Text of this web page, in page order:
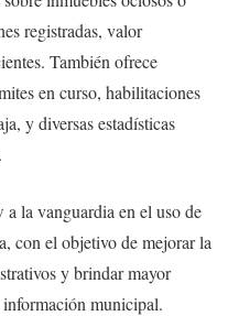
registradas, valor
También ofrece
en curso, habilitaciones
y diversas estadísticas
la vanguardia en el uso de
con el objetivo de mejorar la
y brindar mayor
municipal.